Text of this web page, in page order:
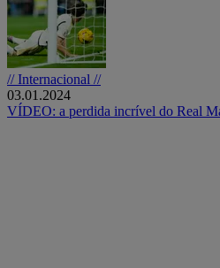
// Internacional //
03.01.2024
VÍDEO: a perdida incrível do Real